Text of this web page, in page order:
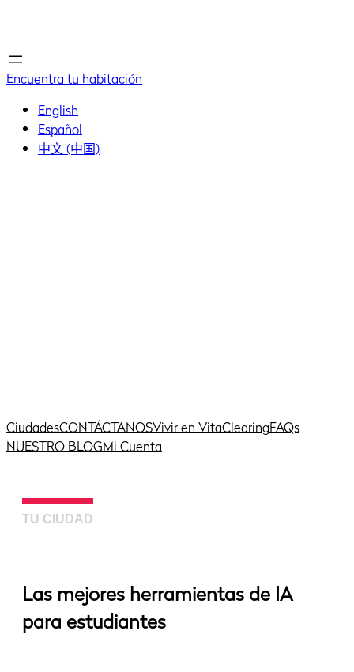
Encuentra tu habitación
English
Español
中文 (中国)
CiudadesCONTÁCTANOSVivir en VitaClearingFAQs
NUESTRO BLOGMi Cuenta
TU CIUDAD
Las mejores herramientas de IA
para estudiantes